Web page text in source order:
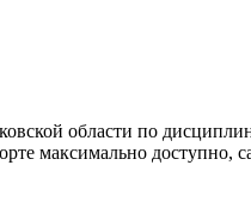
области по
максимально доступно,